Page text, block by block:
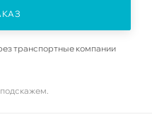
транспортные компании